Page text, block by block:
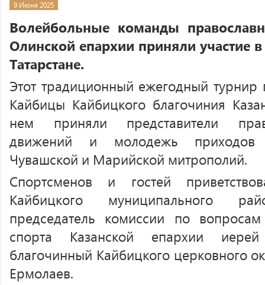
9 Июня 2025
Волейбольные команды
Олинской епархии приняли участие
Татарстане.
Этот традиционный ежегодный
Кайбицы Кайбицкого благочиния
нем приняли представители
движений и молодежь приходов
Чувашской и Марийской митрополий.
Спортсменов и гостей
Кайбицкого муниципального
председатель комиссии по
спорта Казанской епархии
благочинный Кайбицкого церковного
Ермолаев.